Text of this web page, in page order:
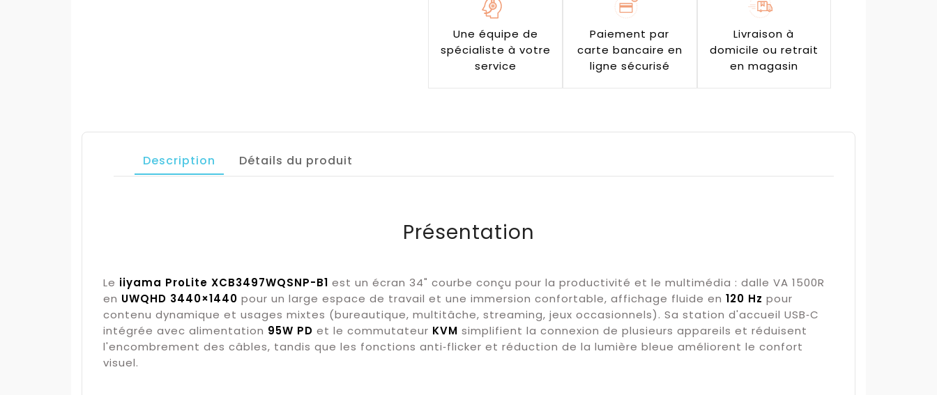
Une équipe de
spécialiste à votre
service
Paiement par
carte bancaire en
ligne sécurisé
Livraison à
domicile ou retrait
en magasin
Description Détails du produit
Présentation
Le iiyama ProLite XCB3497WQSNP-B1 est un écran 34" courbe conçu pour la productivité et le multimédia : dalle VA 1500R
en UWQHD 3440×1440 pour un large espace de travail et une immersion confortable, affichage fluide en 120 Hz pour
contenu dynamique et usages mixtes (bureautique, multitâche, streaming, jeux occasionnels). Sa station d'accueil USB‑C
intégrée avec alimentation 95W PD et le commutateur KVM simplifient la connexion de plusieurs appareils et réduisent
l'encombrement des câbles, tandis que les fonctions anti‑flicker et réduction de la lumière bleue améliorent le confort
visuel.